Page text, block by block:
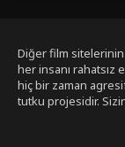
Diğer film
her insanı
hiç bir zaman
tutku projesidir.